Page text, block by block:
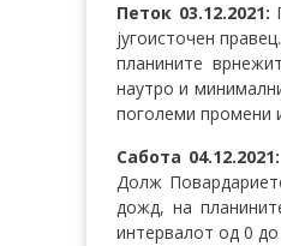
Петок 03.12.2021:
југоисточен
планините
наутро и
поголеми промени
Сабота 04.12.2021:
Долж
дожд, на
интервалот од 0